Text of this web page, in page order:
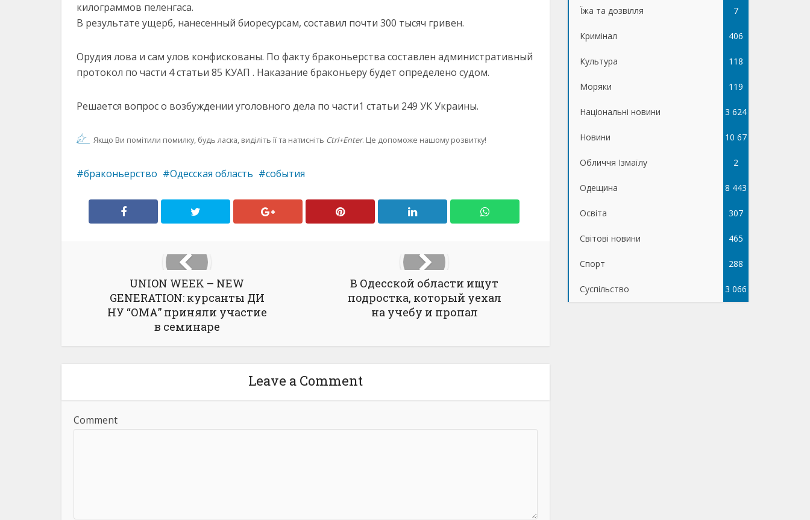
килограммов пеленгаса.
В результате ущерб, нанесенный биоресурсам, составил почти 300 тысяч гривен.
Орудия лова и сам улов конфискованы. По факту браконьерства составлен административный
протокол по части 4 статьи 85 КУАП . Наказание браконьеру будет определено судом.
Решается вопрос о возбуждении уголовного дела по части1 статьи 249 УК Украины.
Якщо Ви помітили помилку, будь ласка, виділіть її та натисніть Ctrl+Enter. Це допоможе нашому розвитку!
браконьерство Одесская область события
UNION WEEK – NEW
GENERATION: курсанты ДИ
НУ “ОМА” приняли участие
в семинаре
В Одесской области ищут
подростка, который уехал
на учебу и пропал
Leave a Comment
Comment
Їжа та дозвілля 7
Кримінал 406
Культура 118
Моряки 119
Національні новини 3 624
Новини 10 67
5
Обличчя Ізмаїлу 2
Одещина 8 443
Освіта 307
Світові новини 465
Спорт 288
Суспільство 3 066